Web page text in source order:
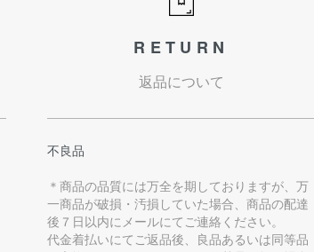
RETURN
返品について
不良品
＊商品の品質には万全を期しておりますが、万
一商品が破損・汚損していた場合、商品の配達
後７日以内にメールにてご連絡ください。
代金着払いにてご返品後、良品あるいは同等品